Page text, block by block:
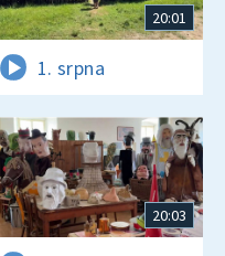
20:01
1. srpna
20:03